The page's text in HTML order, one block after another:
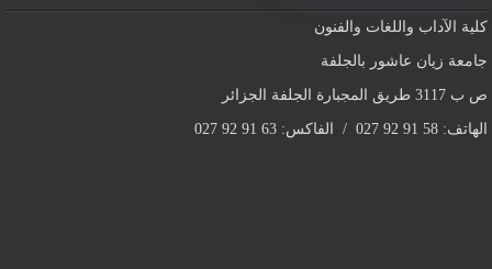
كلية الآداب واللغات والفنون
جامعة زيان عاشور بالجلفة
ص ب 3117 طريق المجبارة الجلفة الجزائر
الهاتف: 58 91 92 027 / الفاكس: 63 91 92 027